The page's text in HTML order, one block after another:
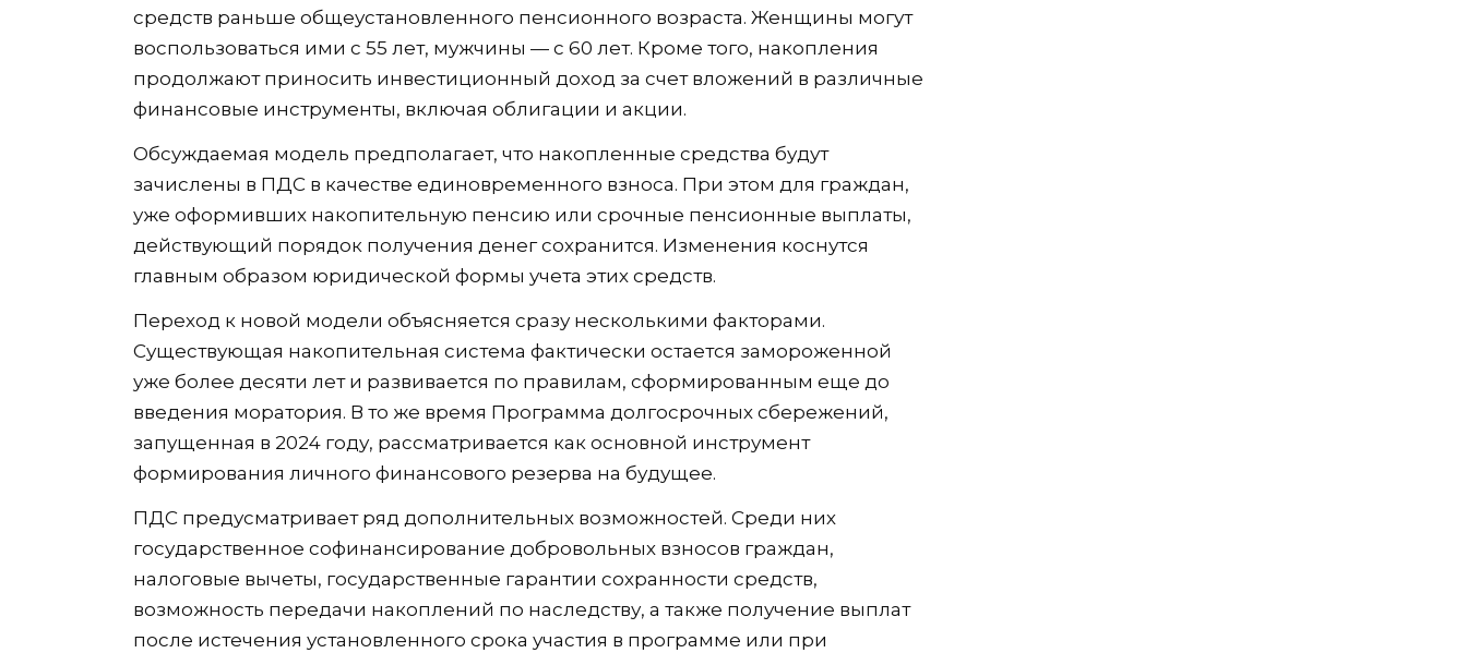
средств раньше общеустановленного пенсионного возраста. Женщины могут
воспользоваться ими с 55 лет, мужчины — с 60 лет. Кроме того, накопления
продолжают приносить инвестиционный доход за счет вложений в различные
финансовые инструменты, включая облигации и акции.
Обсуждаемая модель предполагает, что накопленные средства будут
зачислены в ПДС в качестве единовременного взноса. При этом для граждан,
уже оформивших накопительную пенсию или срочные пенсионные выплаты,
действующий порядок получения денег сохранится. Изменения коснутся
главным образом юридической формы учета этих средств.
Переход к новой модели объясняется сразу несколькими факторами.
Существующая накопительная система фактически остается замороженной
уже более десяти лет и развивается по правилам, сформированным еще до
введения моратория. В то же время Программа долгосрочных сбережений,
запущенная в 2024 году, рассматривается как основной инструмент
формирования личного финансового резерва на будущее.
ПДС предусматривает ряд дополнительных возможностей. Среди них
государственное софинансирование добровольных взносов граждан,
налоговые вычеты, государственные гарантии сохранности средств,
возможность передачи накоплений по наследству, а также получение выплат
после истечения установленного срока участия в программе или при